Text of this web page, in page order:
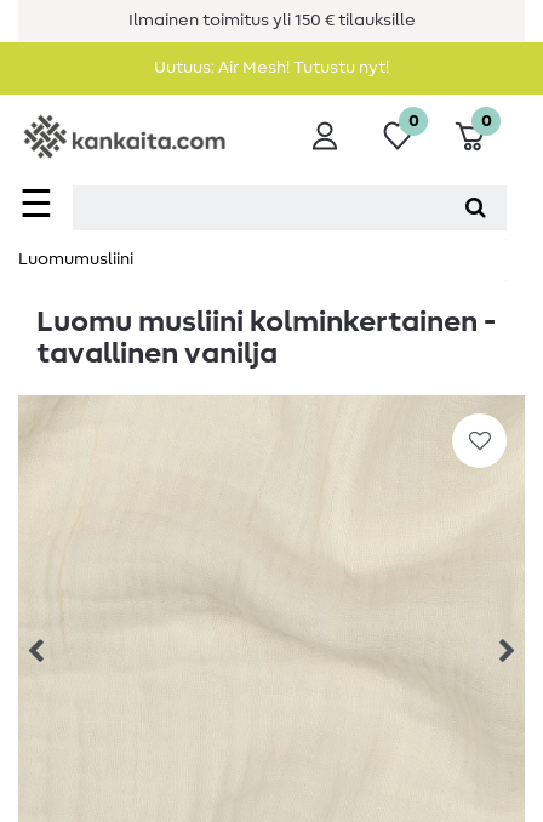
Ilmainen toimitus yli 150 € tilauksille
Uutuus: Air Mesh! Tutustu nyt!
☰
0 0
Luomumusliini
Luomu musliini kolminkertainen -
tavallinen vanilja